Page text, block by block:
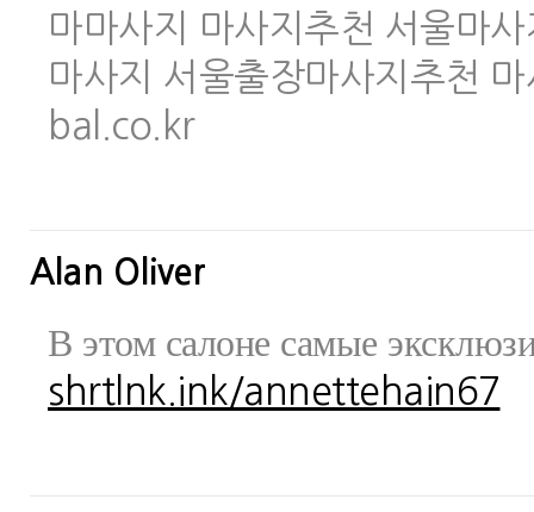
마마사지 마사지추천 서울마
마사지 서울출장마사지추천
bal.co.kr
Alan Oliver
В этом салоне самые
shrtlnk.ink/annettehain67